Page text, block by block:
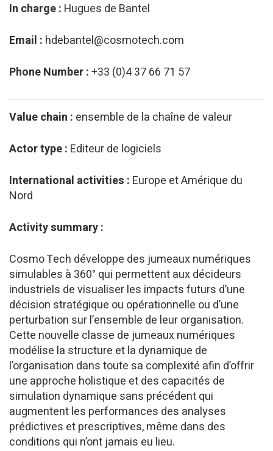
In charge : Hugues de Bantel
Email : hdebantel@cosmotech.com
Phone Number :+33 (0)4 37 66 71 57
Value chain : ensemble de la chaîne de valeur
Actor type : Editeur de logiciels
International activities : Europe et Amérique du
Nord
Activity summary :
Cosmo Tech développe des jumeaux numériques
simulables à 360° qui permettent aux décideurs
industriels de visualiser les impacts futurs d’une
décision stratégique ou opérationnelle ou d’une
perturbation sur l’ensemble de leur organisation.
Cette nouvelle classe de jumeaux numériques
modélise la structure et la dynamique de
l’organisation dans toute sa complexité afin d’offrir
une approche holistique et des capacités de
simulation dynamique sans précédent qui
augmentent les performances des analyses
prédictives et prescriptives, même dans des
conditions qui n’ont jamais eu lieu.